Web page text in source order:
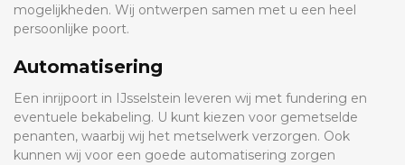
mogelijkheden. Wij ontwerpen samen met u een heel
persoonlijke poort.
Automatisering
Een inrijpoort in IJsselstein leveren wij met fundering en
eventuele bekabeling. U kunt kiezen voor gemetselde
penanten, waarbij wij het metselwerk verzorgen. Ook
kunnen wij voor een goede automatisering zorgen